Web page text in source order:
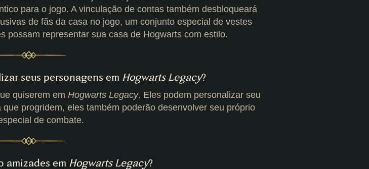
para o jogo. A vinculação de contas também desbloqueará
de fãs da casa no jogo, um conjunto especial de vestes
possam representar sua casa de Hogwarts com estilo.
seus personagens em Hogwarts Legacy?
quiserem em Hogwarts Legacy. Eles podem personalizar seu
progridem, eles também poderão desenvolver seu próprio
de combate.
amizades em Hogwarts Legacy?